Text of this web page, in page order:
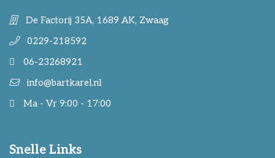
De Factorij 35A, 1689 AK, Zwaag
0229-218592
06-23268921
info@bartkarel.nl
Ma - Vr 9:00 - 17:00
Snelle Links